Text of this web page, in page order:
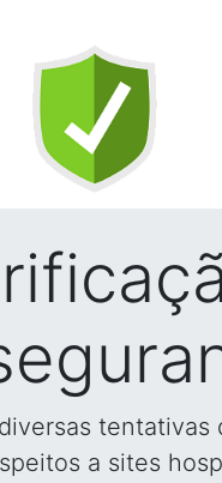
tentativas
a sites